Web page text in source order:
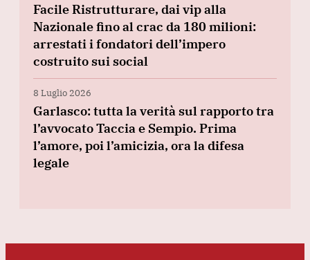
Facile Ristrutturare, dai vip alla
Nazionale fino al crac da 180 milioni:
arrestati i fondatori dell’impero
costruito sui social
8 Luglio 2026
Garlasco: tutta la verità sul rapporto tra
l’avvocato Taccia e Sempio. Prima
l’amore, poi l’amicizia, ora la difesa
legale